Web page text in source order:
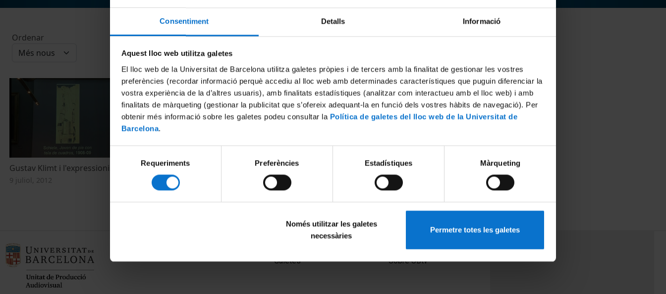
Consentiment Detalls Informació
Aquest lloc web utilitza galetes
El lloc web de la Universitat de Barcelona utilitza galetes pròpies i de tercers amb la finalitat de gestionar les vostres
preferències (recordar informació perquè accediu al lloc web amb determinades característiques que puguin diferenciar la
vostra experiència de la d’altres usuaris), amb finalitats estadístiques (analitzar com interactueu amb el lloc web) i amb
finalitats de màrqueting (gestionar la publicitat que s’ofereix adequant-la en funció dels vostres hàbits de navegació). Per
obtenir més informació sobre les galetes podeu consultar la Política de galetes del lloc web de la Universitat de
Barcelona.
consentiment
Requeriments Preferències Estadístiques Màrqueting
Només utilitzar les galetes
necessàries
Permetre totes les galetes
Ordenar
Gustav Klimt i l'expressionisme a Viena
9 juliol, 2012
Expressionisme violent: la influència de la
Secessió en l'accionisme vienès
9 juliol, 2012
Galetes
Sobre UBtv